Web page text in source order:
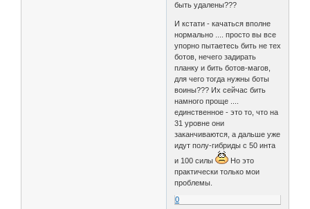
быть удалены???
И кстати - качаться вполне
нормально .... просто вы все
упорно пытаетесь бить не тех
ботов, нечего задирать
планку и бить ботов-магов,
для чего тогда нужны боты
воины??? Их сейчас бить
намного проще ....
единственное - это то, что на
31 уровне они
заканчиваются, а дальше уже
идут полу-гибриды с 50 инта
и 100 силы
Но это
практически только мои
проблемы.
0